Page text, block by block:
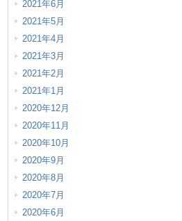
2021年6月
2021年5月
2021年4月
2021年3月
2021年2月
2021年1月
2020年12月
2020年11月
2020年10月
2020年9月
2020年8月
2020年7月
2020年6月